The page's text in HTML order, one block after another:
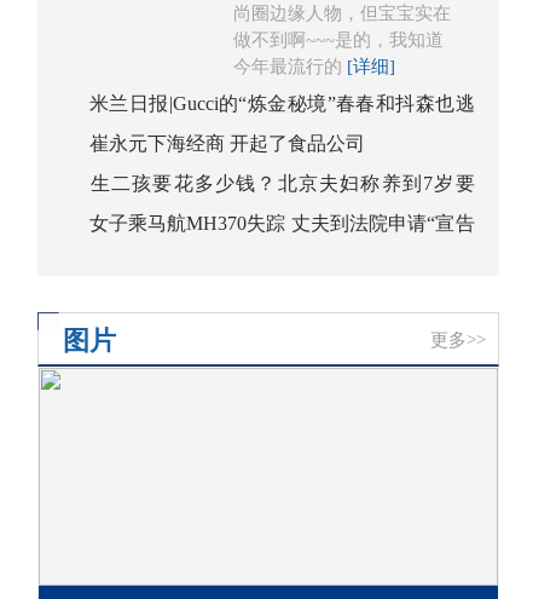
尚圈边缘人物，但宝宝实在
做不到啊~~~是的，我知道
今年最流行的 [详细]
米兰日报|Gucci的“炼金秘境”春春和抖森也逃
不开崔永元下海经商 开起了食品公司
生二孩要花多少钱？北京夫妇称养到7岁要
260万女子乘马航MH370失踪 丈夫到法院申请“宣告
图片 更多>>